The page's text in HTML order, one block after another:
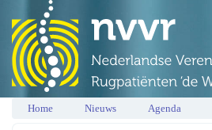
Home Nieuws Agenda